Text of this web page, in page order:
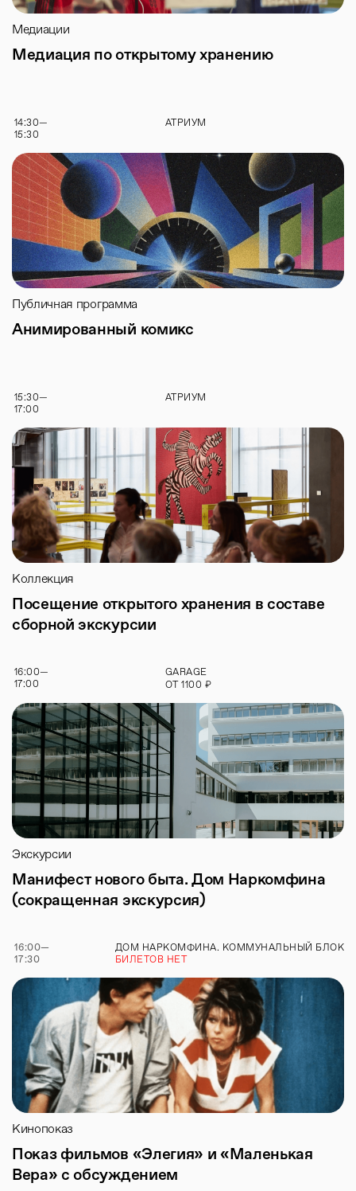
Медиации
Медиация по открытому хранению
14:30—
15:30
АТРИУМ
Публичная программа
Анимированный комикс
15:30—
17:00
АТРИУМ
Коллекция
Посещение открытого хранения в составе
сборной экскурсии
16:00—
17:00
GARAGE
ОТ1100 ₽
Экскурсии
Манифест нового быта. Дом Наркомфина
(сокращенная экскурсия)
16:00—
17:30
ДОМ НАРКОМФИНА. КОММУНАЛЬНЫЙ БЛОК
БИЛЕТОВ НЕТ
Кинопоказ
Показ фильмов «Элегия» и «Маленькая
Вера» с обсуждением